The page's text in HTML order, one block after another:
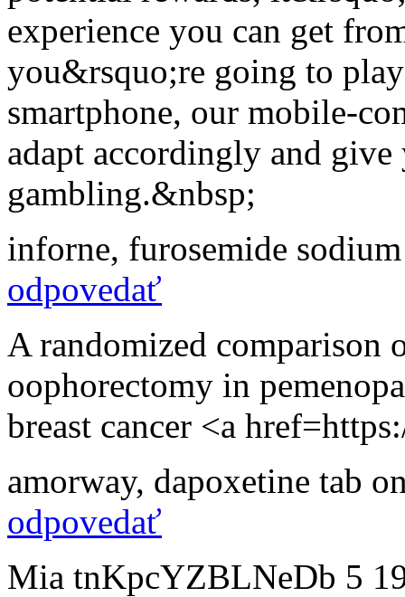
experience you can get
you&rsquo;re going to
smartphone, our mobile-
adapt accordingly and
gambling.&nbsp;
inforne, furosemide
odpovedať
A randomized
oophorectomy in
breast cancer <a
amorway, dapoxetine tab
odpovedať
Mia tnKpcYZBLNeDb 5